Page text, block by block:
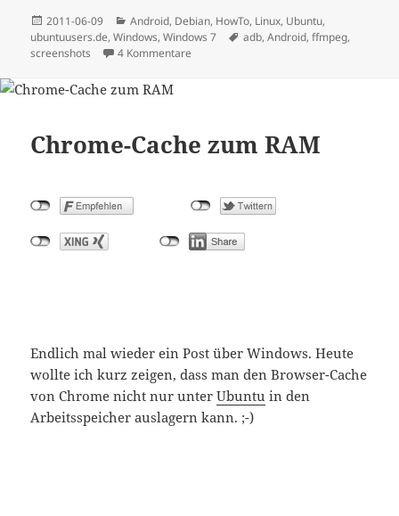
Posted
on
2011-06-09 Categories
Android, Debian, HowTo, Linux, Ubuntu,
ubuntuusers.de,Windows,Windows 7 Tags
adb,Android,ffmpeg,
screenshots
4 Kommentare
Chrome-Cache zum RAM
Endlich mal wieder ein Post über Windows. Heute
wollte ich kurz zeigen, dass man den Browser-Cache
von Chrome nicht nur unterUbuntu in den
Arbeitsspeicher auslagern kann. ;-)